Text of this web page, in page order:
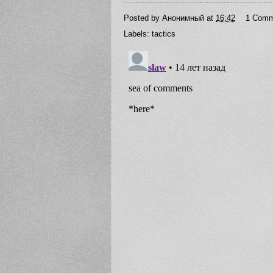
Posted by Анонимный at 16:42
1
Labels: tactics